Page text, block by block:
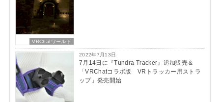
VRChatワールド
2022年7月13日
7月14日に『Tundra Tracker』追加販売＆
「VRChatコラボ版 VRトラッカー用ストラ
ップ」発売開始